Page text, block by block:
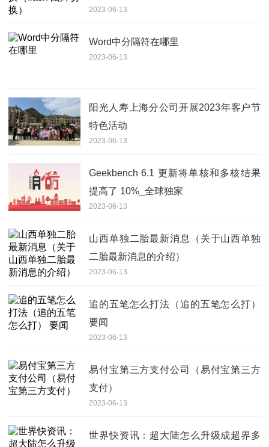
2023-06-13
Word中分隔符在哪里
2023-06-13
阳光人寿上海分公司开展2023年客户节
特色活动
2023-06-13
Geekbench 6.1 更新将单核和多核结果
提高了 10%_全球独家
2023-06-13
山西单独二胎最新消息（关于山西单独
二胎最新消息的介绍）
2023-06-13
追的五笔怎么打法（追的五笔怎么打）
要闻
2023-06-13
易付宝第三方支付公司（易付宝第三方
支付）
2023-06-13
世界快资讯：超大陆怎么升级成超界多